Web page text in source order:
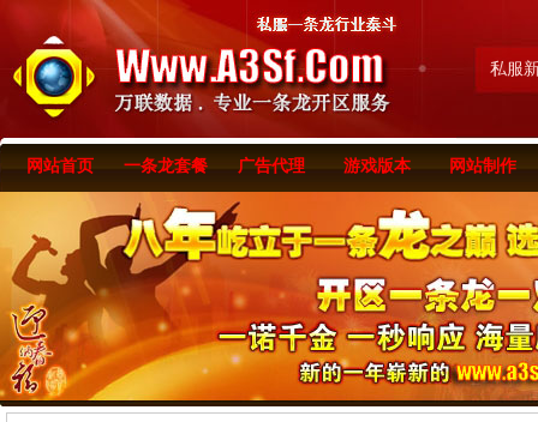
私服
网站首页 一条龙套餐 广告代理 游戏版本 网站制作